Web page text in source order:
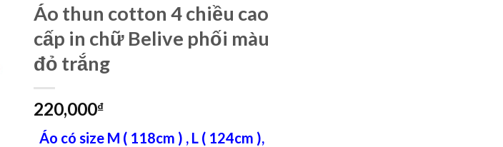
Áo thun cotton 4 chiều cao
cấp in chữ Belive phối màu
đỏ trắng
220,000₫
Áo có size M ( 118cm ) , L ( 124cm ),